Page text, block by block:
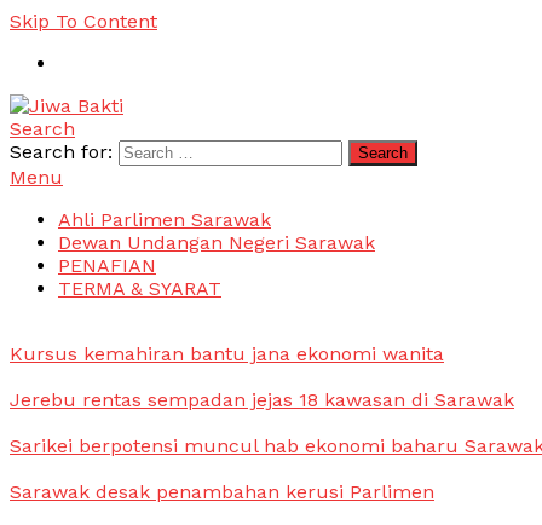
Skip To Content
Jiwa Bakti
Suara PBB Sarawak
Search
Search for:
Menu
Ahli Parlimen Sarawak
Dewan Undangan Negeri Sarawak
PENAFIAN
TERMA & SYARAT
Kursus kemahiran bantu jana ekonomi wanita
Jerebu rentas sempadan jejas 18 kawasan di Sarawak
Sarikei berpotensi muncul hab ekonomi baharu
Sarawak desak penambahan kerusi Parlimen